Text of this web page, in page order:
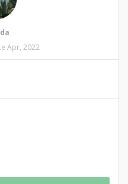
Apr, 2022